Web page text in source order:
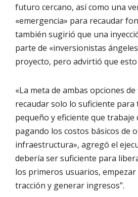
futuro cercano, así como una
«emergencia» para recaudar
también sugirió que una
parte de «inversionistas
proyecto, pero advirtió que
«La meta de ambas opciones
recaudar solo lo suficiente
pequeño y eficiente que trabaje
pagando los costos básicos de
infraestructura», agregó el
debería ser suficiente para
los primeros usuarios,
tracción y generar ingresos”.